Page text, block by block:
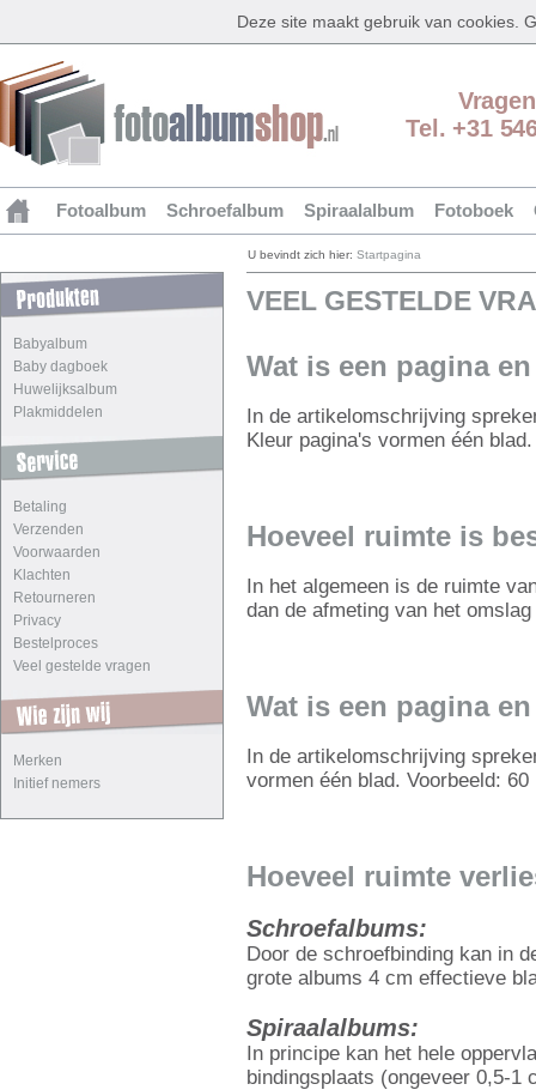
Deze site maakt gebruik van cookies.
Tel. +31
Fotoalbum Schroefalbum Spiraalalbum Fotoboek
Babyalbum
Baby dagboek
Huwelijksalbum
Plakmiddelen
Betaling
Verzenden
Voorwaarden
Klachten
Retourneren
Privacy
Bestelproces
Veel gestelde vragen
Merken
Initief nemers
U bevindt zich hier: Startpagina
VEEL GESTELDE
Wat is een pagina
In de artikelomschrijving
Kleur pagina's vormen één
Hoeveel ruimte is
In het algemeen is de ruimte
dan de afmeting van het
Wat is een pagina
In de artikelomschrijving
vormen één blad. Voorbeeld:
Hoeveel ruimte
Schroefalbums:
Door de schroefbinding kan in
grote albums 4 cm effectieve
Spiraalalbums:
In principe kan het hele
bindingsplaats (ongeveer 0,5-1